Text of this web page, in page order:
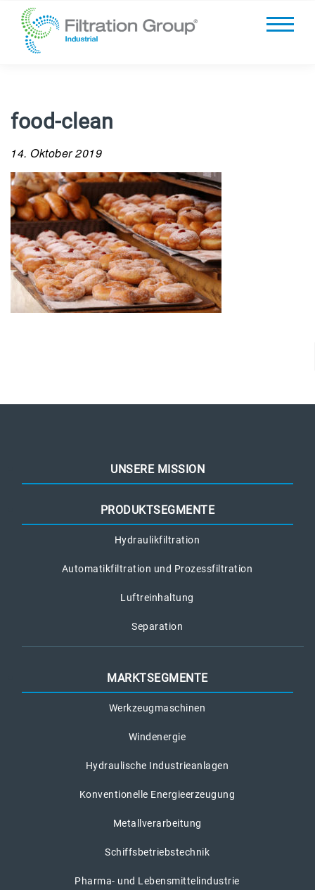
food-clean
14. Oktober 2019
UNSERE MISSION
PRODUKTSEGMENTE
Hydraulikfiltration
Automatikfiltration und Prozessfiltration
Luftreinhaltung
Separation
MARKTSEGMENTE
Werkzeugmaschinen
Windenergie
Hydraulische Industrieanlagen
Konventionelle Energieerzeugung
Metallverarbeitung
Schiffsbetriebstechnik
Pharma- und Lebensmittelindustrie